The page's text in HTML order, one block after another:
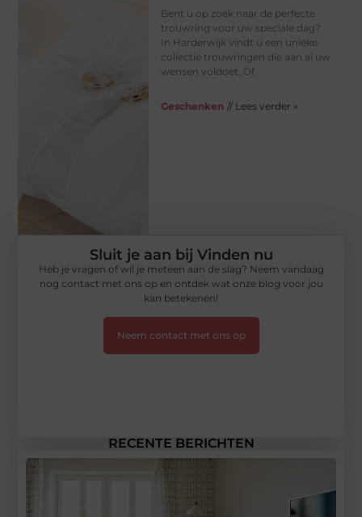
Bent u op zoek naar de perfecte
trouwring voor uw speciale dag?
In Harderwijk vindt u een unieke
collectie trouwringen die aan al uw
wensen voldoet. Of
Geschenken // Lees verder »
RECENTE BERICHTEN
Sluit je aan bij Vinden nu
Heb je vragen of wil je meteen aan de slag? Neem vandaag
nog contact met ons op en ontdek wat onze blog voor jou
kan betekenen!
Neem contact met ons op